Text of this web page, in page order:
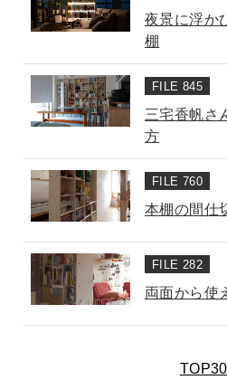
夜景に浮か
棚
FILE 845
三宅香帆さ
方
FILE 760
本棚の間仕
FILE 282
両面から使